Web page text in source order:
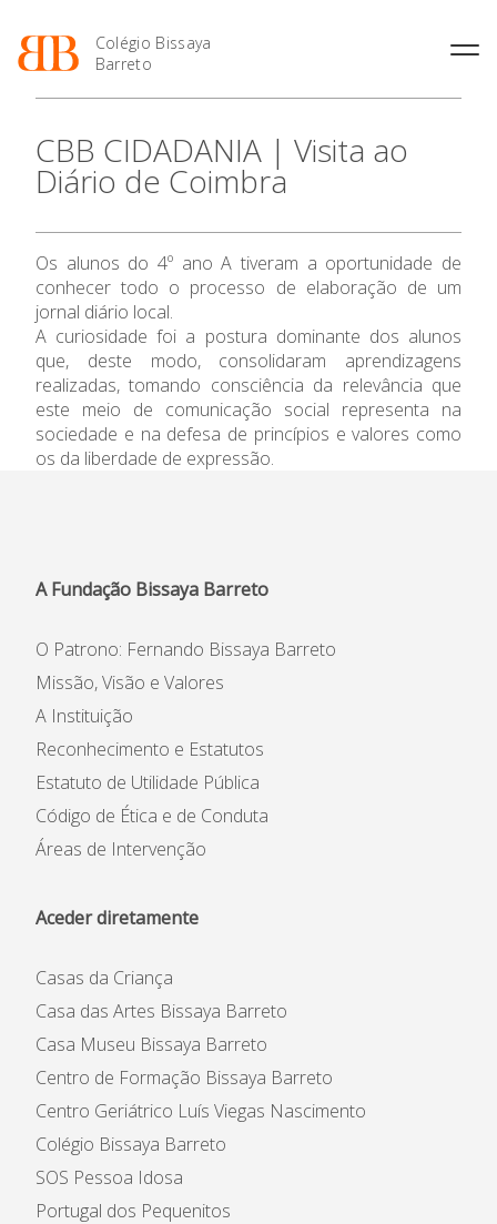
Colégio Bissaya
Barreto
O Colégio
Projeto Educativo
Organização
Colaboradores Não
Docentes
Instalações
Ofertas de emprego
Regulamentos
Jornal “O Coreto”
Privacidade
Oferta Formativa
Enriquecimento Curricular
Oferta Curricular
Sala de Estudo
Atividades de Interrupção
Letiva
Academia de LínguasEnsino Profissional
Profissionais
Matrículas
Termalismo
Curso de Técnico/a de Apoio
à Família e à Comunidade
Ofertas de Emprego
Ano Letivo
2027
Calendários
de Educação
SIGE
Secretariado de Exames
Admissão
APEE
Notícias
CBB CIDADANIA | Visita ao
Diário de Coimbra
Os alunos do 4º ano A tiveram a oportunidade de
conhecer todo o processo de elaboração de um
jornal diário local.
A curiosidade foi a postura dominante dos alunos
que, deste modo, consolidaram aprendizagens
realizadas, tomando consciência da relevância que
este meio de comunicação social representa na
sociedade e na defesa de princípios e valores como
os da liberdade de expressão.
A Fundação Bissaya Barreto
O Patrono: Fernando Bissaya Barreto
Missão, Visão e Valores
A Instituição
Reconhecimento e Estatutos
Estatuto de Utilidade Pública
Código de Ética e de Conduta
Áreas de Intervenção
Aceder diretamente
Casas da Criança
Casa das Artes Bissaya Barreto
Casa Museu Bissaya Barreto
Centro de Formação Bissaya Barreto
Centro Geriátrico Luís Viegas Nascimento
Colégio Bissaya Barreto
SOS Pessoa Idosa
Portugal dos Pequenitos